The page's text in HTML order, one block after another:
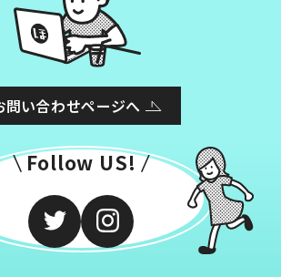
問い合わせページへ
Follow US!